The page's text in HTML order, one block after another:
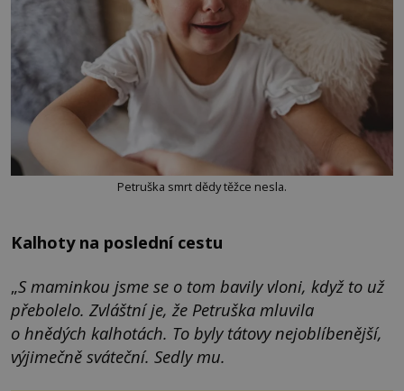
Petruška smrt dědy těžce nesla.
Kalhoty na poslední cestu
„S maminkou jsme se o tom bavily vloni, když to už
přebolelo. Zvláštní je, že Petruška mluvila
o hnědých kalhotách. To byly tátovy nejoblíbenější,
výjimečně sváteční. Sedly mu.